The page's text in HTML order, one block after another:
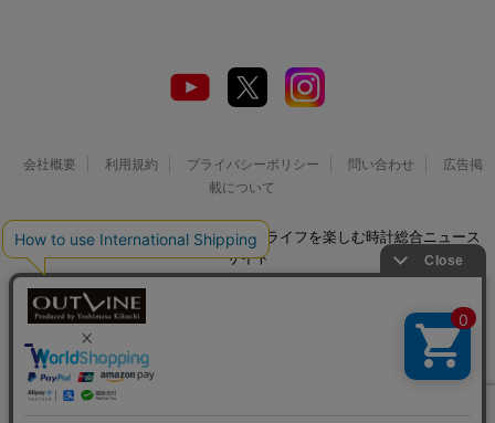
会社概要 利用規約 プライバシーポリシー 問い合わせ
広告掲
載について
© 2026 Watch LIFE NEWS｜ウオッチライフを楽しむ時計総合ニュース
サイト